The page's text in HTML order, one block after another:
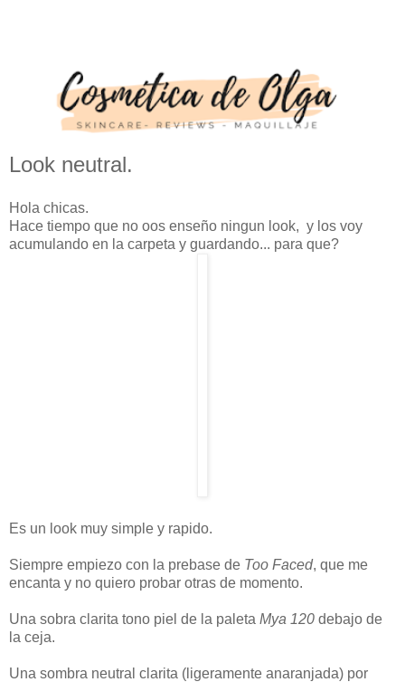
Look neutral.
Hola chicas.
Hace tiempo que no oos enseño ningun look, y los voy
acumulando en la carpeta y guardando... para que?
Es un look muy simple y rapido.
Siempre empiezo con la prebase de Too Faced, que me
encanta y no quiero probar otras de momento.
Una sobra clarita tono piel de la paleta Mya 120 debajo de
la ceja.
Una sombra neutral clarita (ligeramente anaranjada) por